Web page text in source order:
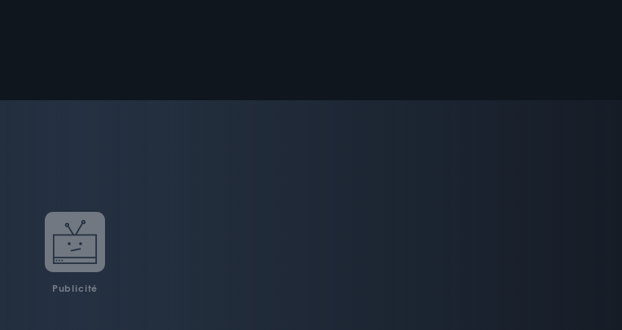
Publicité